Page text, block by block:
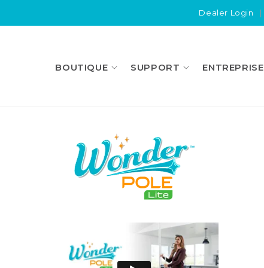
Dealer Login |
BOUTIQUE SUPPORT ENTREPRISE